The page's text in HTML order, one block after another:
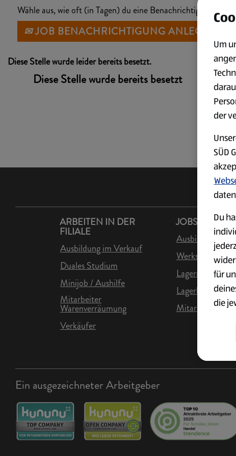
Wähle aus, wie oft (in Tagen) du eine Benachrichtigung
JOB BENACHRICHTIGUNG ANLEGEN
Diese Stelle wurde leider bereits besetzt.
Diese Stelle wurde bereits besetzt
ARBEITEN IN DER
FILIALE
Ausbildung im Verkauf
Duales Studium
Minijob / Aushilfe
Mitarbeiter
Warenverräumung
Verkäufer
JOBS IM
Ausbildung in
Werkstudent
Lagermitarbeiter
Lagerhelfer
Mitarbeiter
Ein ausgezeichneter Arbeitgeber
Um
der
SÜD
Du
für
die